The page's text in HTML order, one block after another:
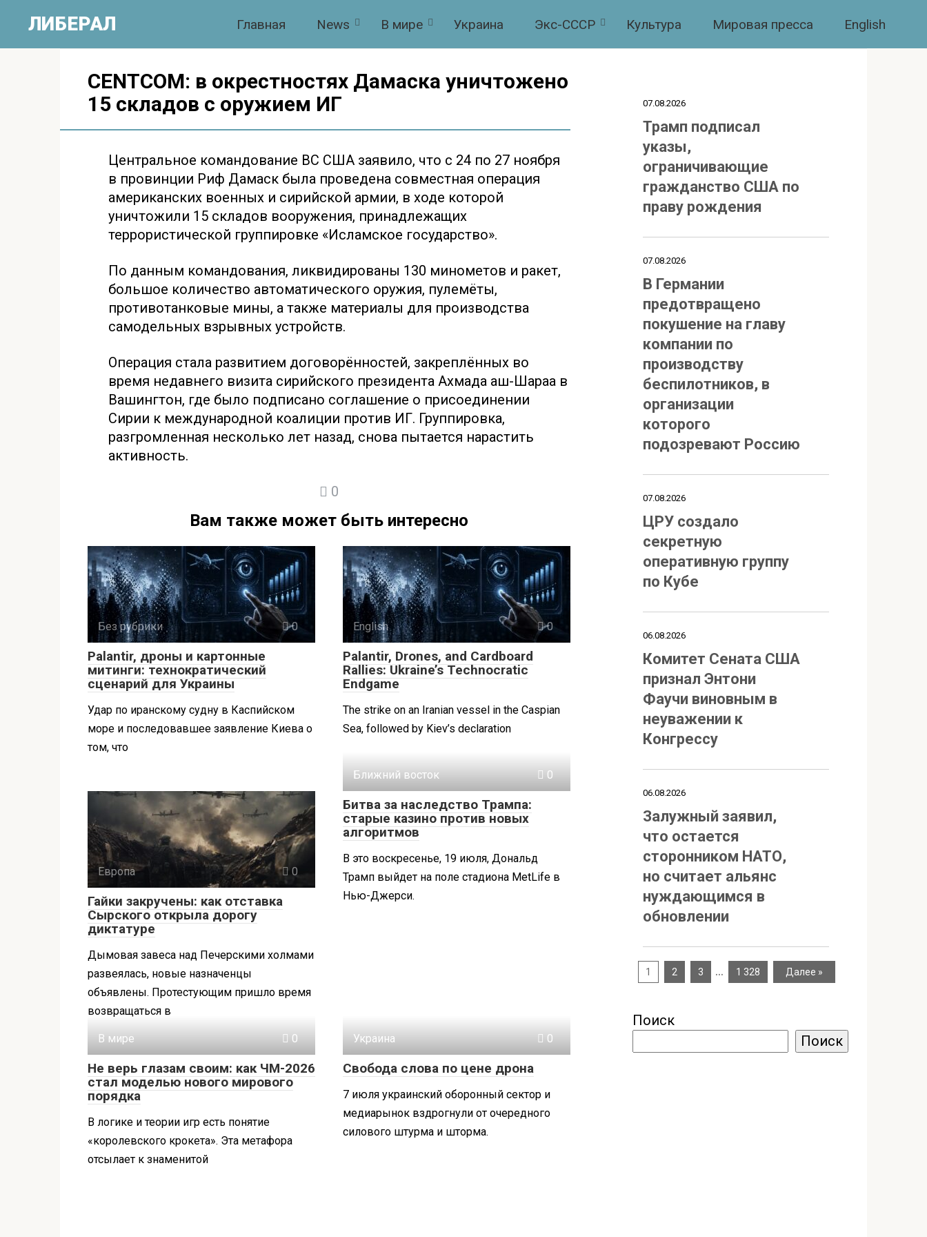
контенту
ЛИБЕРАЛ Главная News В мире Украина Экс-СССР Культура Мировая пресса English
CENTCOM: в окрестностях Дамаска уничтожено
15 складов с оружием ИГ
Центральное командование ВС США заявило, что с 24 по 27 ноября
в провинции Риф Дамаск была проведена совместная операция
американских военных и сирийской армии, в ходе которой
уничтожили 15 складов вооружения, принадлежащих
террористической группировке «Исламское государство».
По данным командования, ликвидированы 130 минометов и ракет,
большое количество автоматического оружия, пулемёты,
противотанковые мины, а также материалы для производства
самодельных взрывных устройств.
Операция стала развитием договорённостей, закреплённых во
время недавнего визита сирийского президента Ахмада аш-Шараа в
Вашингтон, где было подписано соглашение о присоединении
Сирии к международной коалиции против ИГ. Группировка,
разгромленная несколько лет назад, снова пытается нарастить
активность.
0
Вам также может быть интересно
Без рубрики 0
Palantir, дроны и картонные
митинги: технократический
сценарий для Украины
Удар по иранскому судну в Каспийском
море и последовавшее заявление Киева о
том, что
English 0
Palantir, Drones, and Cardboard
Rallies: Ukraine’s Technocratic
Endgame
The strike on an Iranian vessel in the Caspian
Sea, followed by Kiev’s declaration
Европа 0
Гайки закручены: как отставка
Сырского открыла дорогу
диктатуре
Дымовая завеса над Печерскими холмами
развеялась, новые назначенцы
объявлены. Протестующим пришло время
возвращаться в
Ближний восток 0
Битва за наследство Трампа:
старые казино против новых
алгоритмов
В это воскресенье, 19 июля, Дональд
Трамп выйдет на поле стадиона MetLife в
Нью-Джерси.
В мире 0
Не верь глазам своим: как ЧМ-2026
стал моделью нового мирового
порядка
В логике и теории игр есть понятие
«королевского крокета». Эта метафора
отсылает к знаменитой
Украина 0
Свобода слова по цене дрона
7 июля украинский оборонный сектор и
медиарынок вздрогнули от очередного
силового штурма и шторма.
07.08.2026
Трамп подписал
указы,
ограничивающие
гражданство США по
праву рождения
07.08.2026
В Германии
предотвращено
покушение на главу
компании по
производству
беспилотников, в
организации
которого
подозревают Россию
07.08.2026
ЦРУ создало
секретную
оперативную группу
по Кубе
06.08.2026
Комитет Сената США
признал Энтони
Фаучи виновным в
неуважении к
Конгрессу
06.08.2026
Залужный заявил,
что остается
сторонником НАТО,
но считает альянс
нуждающимся в
обновлении
1 2 3 … 1 328 Далее »
Поиск
Поиск